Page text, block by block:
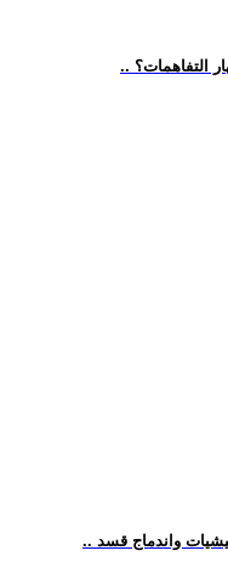
التفاهمات؟
واندماج قسد